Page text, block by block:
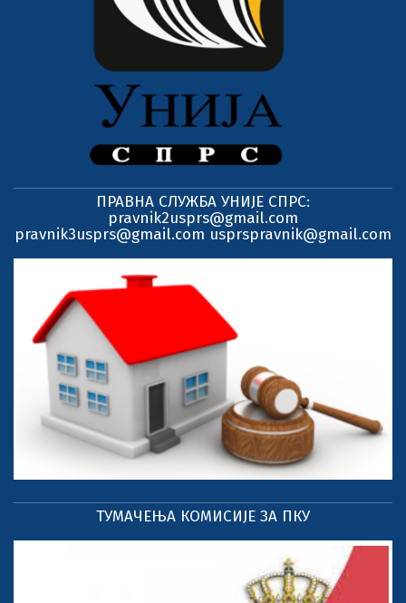
ПРАВНА СЛУЖБА УНИЈЕ СПРС:
pravnik2usprs@gmail.com
pravnik3usprs@gmail.com usprspravnik@gmail.com
ТУМАЧЕЊА КОМИСИЈЕ ЗА ПКУ